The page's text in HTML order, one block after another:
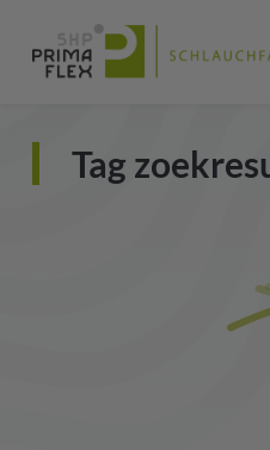
Tag